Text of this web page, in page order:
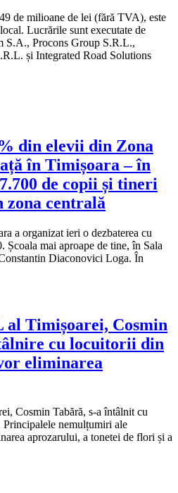
de milioane de lei (fără TVA), este
Lucrările sunt executate de
S.A., Procons Group S.R.L.,
și Integrated Road Solutions
din elevii din Zona
în Timișoara – în
de copii și tineri
zona centrală
a organizat ieri o dezbaterea cu
Școala mai aproape de tine, în Sala
Diaconovici Loga. În
Timișoarei, Cosmin
cu locuitorii din
eliminarea
Cosmin Tabără, s-a întâlnit cu
nemulțumiri ale
aprozarului, a tonetei de flori și a